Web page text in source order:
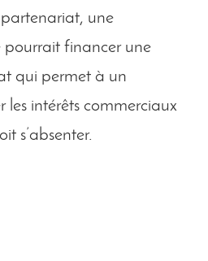
une
pourrait financer une
qui permet à un
les intérêts commerciaux
s’absenter.